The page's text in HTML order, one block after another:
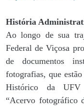
História
Ao longo de sua
Federal de Viçosa
de documentos
fotografias, que
Histórico da UFV
“Acervo fotográfico